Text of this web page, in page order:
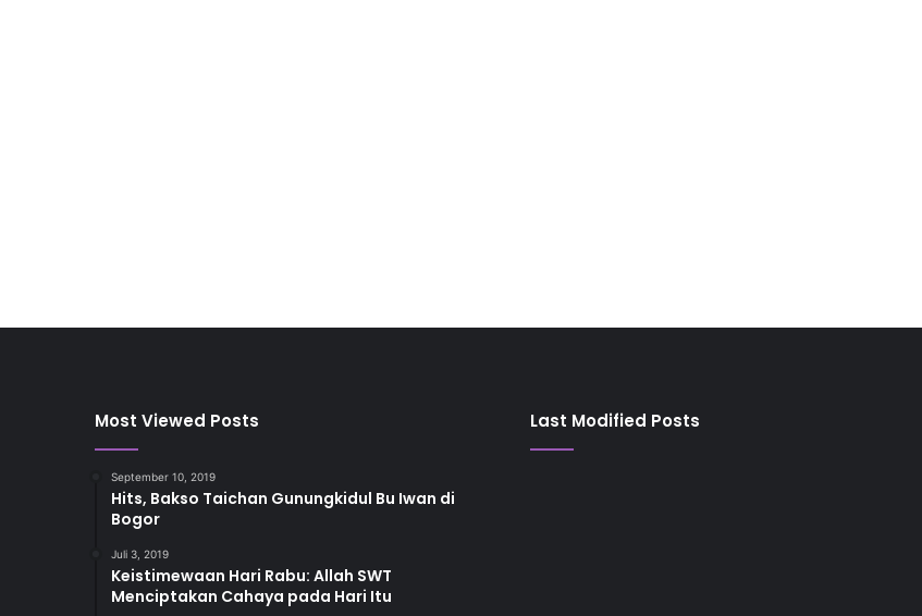
Most Viewed Posts
September 10, 2019
Hits, Bakso Taichan Gunungkidul Bu Iwan di
Bogor
Juli 3, 2019
Keistimewaan Hari Rabu: Allah SWT
Menciptakan Cahaya pada Hari Itu
Last Modified Posts